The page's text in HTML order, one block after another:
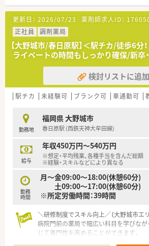
【募集背景と求める人物像について】
■来夏の新店舗開局を見据えた増員募集
験者を歓迎しています。
■チームワークを大切にし周囲と協調し
る方を求めています。
■指示を待つだけでなく自ら考えて前
のある方が活躍できます。
【法人特徴について】
■大野城市を中心に地域に根差した店
■社長自身が薬剤師であり現場の状況や
を深く理解しています。
■社員想いの社風で知られ過去には社内
行われていた企業です。
更新日： 2026/07/23 薬剤師求人ID：
正社員
調剤薬局
【大野城市/春日原駅】＜駅チカ/徒歩6分
ライベートの時間もしっかり確保/新卒
検討リストに追加
駅チカ 未経験可 ブランク可 車通勤可
勤務地
福岡県 大野城市
春日原駅 (西鉄天神大牟田線)
給与
年収450万円～540万円
※想定・平均残業、各種手当を含んだ総額
※経験・スキルなどにより異なる
勤務
時間
月～金09:00～18:00(休憩60分)
土09:00～17:00(休憩60分)
※所定労働時間：39時間
＼研修制度でスキル向上／（大野城市エ
病院門前の薬局で幅広い科目を学びな
じて専門性を高めることができます。